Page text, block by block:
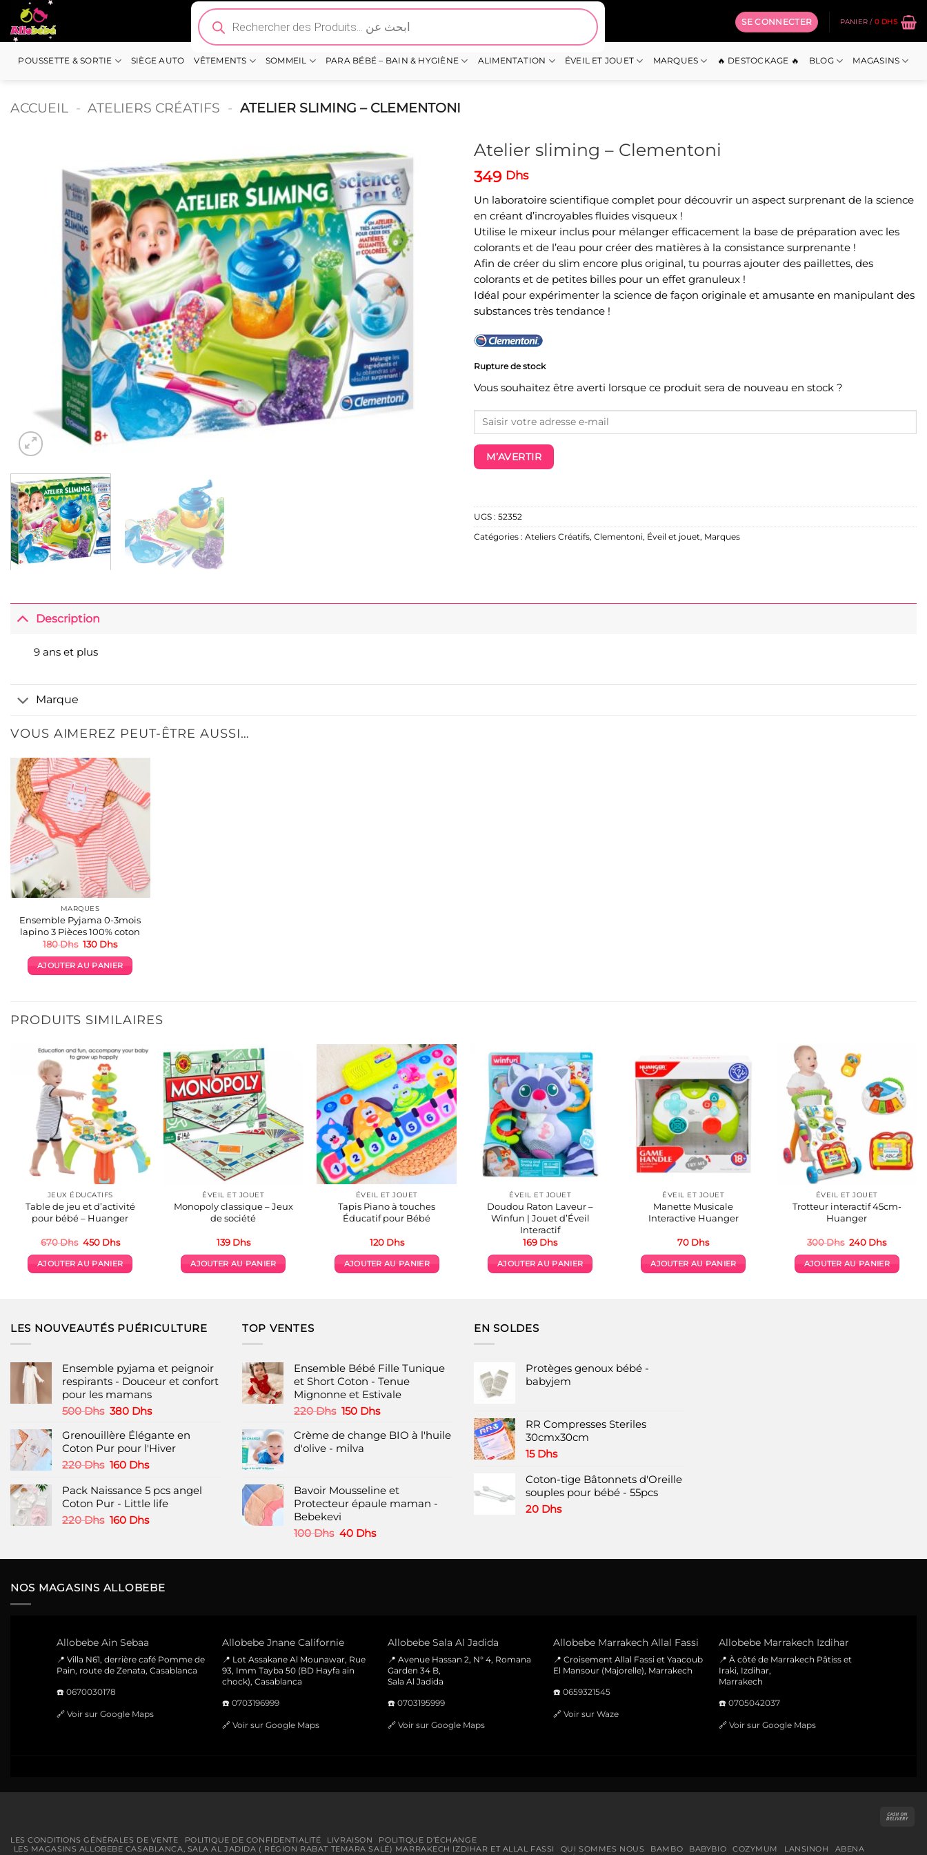
Passer
au
contenu
Recherche
de
produits
SE CONNECTER PANIER / 0 DHS
POUSSETTE & SORTIE SIÈGE AUTO VÊTEMENTS SOMMEIL PARA BÉBÉ – BAIN & HYGIÈNE ALIMENTATION ÉVEIL ET JOUET MARQUES 🔥 DESTOCKAGE 🔥 BLOG MAGASINS
ACCUEIL - ATELIERS CRÉATIFS - ATELIER SLIMING – CLEMENTONI
Atelier sliming – Clementoni
349 Dhs
Un laboratoire scientifique complet pour découvrir un aspect surprenant de la science
en créant d’incroyables fluides visqueux !
Utilise le mixeur inclus pour mélanger efficacement la base de préparation avec les
colorants et de l’eau pour créer des matières à la consistance surprenante !
Afin de créer du slim encore plus original, tu pourras ajouter des paillettes, des
colorants et de petites billes pour un effet granuleux !
Idéal pour expérimenter la science de façon originale et amusante en manipulant des
substances très tendance !
Rupture de stock
Vous souhaitez être averti lorsque ce produit sera de nouveau en stock ?
M’AVERTIR
UGS : 52352
Catégories : Ateliers Créatifs, Clementoni, Éveil et jouet, Marques
Description
9 ans et plus
Marque
VOUS AIMEREZ PEUT-ÊTRE AUSSI…
MARQUES
Ensemble Pyjama 0-3mois
lapino 3 Pièces 100% coton
180Dhs Le
initial
était :
130 DhsLe
actuel
est :
AJOUTER AU PANIER
PRODUITS SIMILAIRES
JEUX ÉDUCATIFS
Table de jeu et d’activité
pour bébé – Huanger
670Dhs Le
initial
était :
450 DhsLe
actuel
est :
AJOUTER AU PANIER
ÉVEIL ET JOUET
Monopoly classique – Jeux
de société
139 Dhs
AJOUTER AU PANIER
ÉVEIL ET JOUET
Tapis Piano à touches
Éducatif pour Bébé
120 Dhs
AJOUTER AU PANIER
ÉVEIL ET JOUET
Doudou Raton Laveur –
Winfun | Jouet d’Éveil
Interactif
169 Dhs
AJOUTER AU PANIER
ÉVEIL ET JOUET
Manette Musicale
Interactive Huanger
70 Dhs
AJOUTER AU PANIER
ÉVEIL ET JOUET
Trotteur interactif 45cm-
Huanger
300Dhs Le
initial
était :
240 DhsLe
actuel
est :
AJOUTER AU PANIER
LES NOUVEAUTÉS PUÉRICULTURE
Ensemble pyjama et peignoir
respirants - Douceur et confort
pour les mamans
500Dhs Le
initial
était :
500 Dhs.
380 DhsLe
actuel
est :
Grenouillère Élégante en
Coton Pur pour l'Hiver
220Dhs Le
initial
était :
220 Dhs.
160 DhsLe
actuel
est :
160 Dhs.
Pack Naissance 5 pcs angel
Coton Pur - Little life
220Dhs Le
était :
160 DhsLe
est :
TOP VENTES
Ensemble Bébé Fille Tunique
et Short Coton - Tenue
Mignonne et Estivale
220Dhs Le
initial
était :
150 DhsLe
actuel
Crème de change BIO à l'huile
d'olive - milva
Bavoir Mousseline et
Protecteur épaule maman -
Bebekevi
100Dhs Le
initial
40 DhsLe
actuel
EN SOLDES
Protèges genoux bébé -
babyjem
RR Compresses Steriles
30cmx30cm
15 Dhs
Coton-tige Bâtonnets d'Oreille
souples pour bébé - 55pcs
20 Dhs
NOS MAGASINS ALLOBEBE
Allobebe Ain Sebaa
📍 Villa N61, derrière café Pomme de
Pain, route de Zenata, Casablanca
☎️ 0670030178
🔗 Voir sur Google Maps
Allobebe Jnane Californie
📍 Lot Assakane Al Mounawar, Rue
93, Imm Tayba 50 (BD Hayfa ain
chock), Casablanca
☎️ 0703196999
🔗 Voir sur Google Maps
Allobebe Sala Al Jadida
📍 Avenue Hassan 2, N° 4, Romana
Garden 34 B,
Sala Al Jadida
☎️ 0703195999
🔗 Voir sur Google Maps
Allobebe Marrakech Allal Fassi
📍 Croisement Allal Fassi et Yaacoub
El Mansour (Majorelle), Marrakech
☎️ 0659321545
🔗 Voir sur Waze
Allobebe Marrakech Izdihar
📍 À côté de Marrakech Pâtiss et
Iraki, Izdihar,
Marrakech
☎️ 0705042037
🔗 Voir sur Google Maps
LES CONDITIONS GÉNÉRALES DE VENTE POLITIQUE DE CONFIDENTIALITÉ LIVRAISON
POLITIQUE D’ÉCHANGE
LES MAGASINS ALLOBEBE CASABLANCA, SALA AL JADIDA ( RÉGION RABAT TEMARA SALÉ) MARRAKECH IZDIHAR ET ALLAL FASSI
QUI SOMMES NOUS BAMBO BABYBIO COZYMUM LANSINOH
ABENA